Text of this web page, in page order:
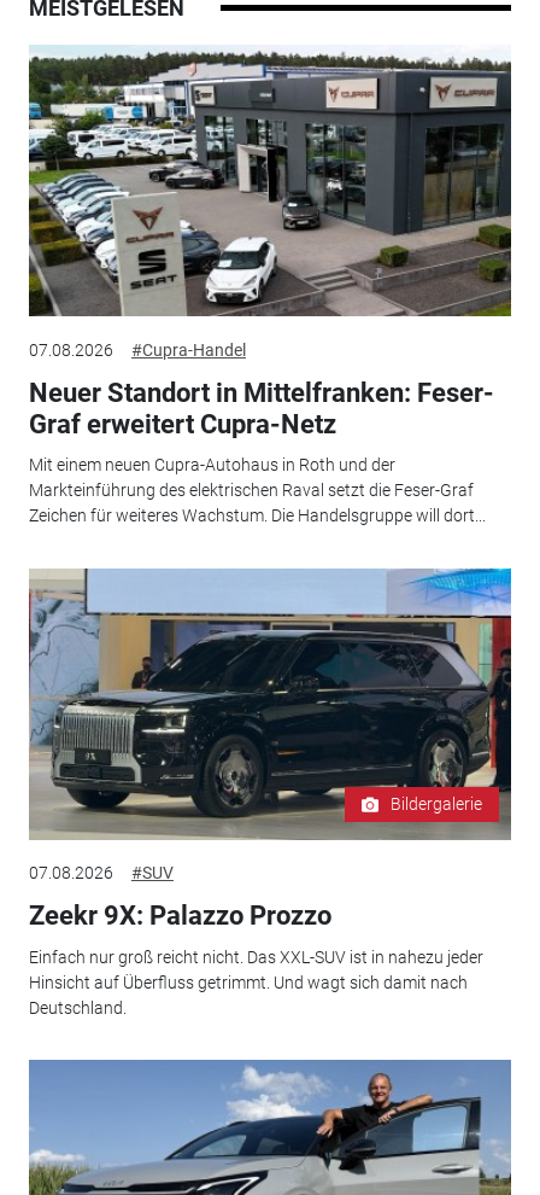
MEISTGELESEN
07.08.2026 #Cupra-Handel
Neuer Standort in Mittelfranken: Feser-
Graf erweitert Cupra-Netz
Mit einem neuen Cupra-Autohaus in Roth und der
Markteinführung des elektrischen Raval setzt die Feser-Graf
Zeichen für weiteres Wachstum. Die Handelsgruppe will dort...
Bildergalerie
07.08.2026 #SUV
Zeekr 9X: Palazzo Prozzo
Einfach nur groß reicht nicht. Das XXL-SUV ist in nahezu jeder
Hinsicht auf Überfluss getrimmt. Und wagt sich damit nach
Deutschland.